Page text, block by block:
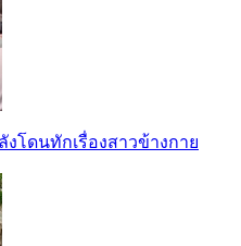
โดนทักเรื่องสาวข้างกาย